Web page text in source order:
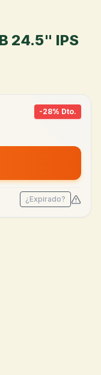
24.5" IPS
-28% Dto.
¿Expirado?